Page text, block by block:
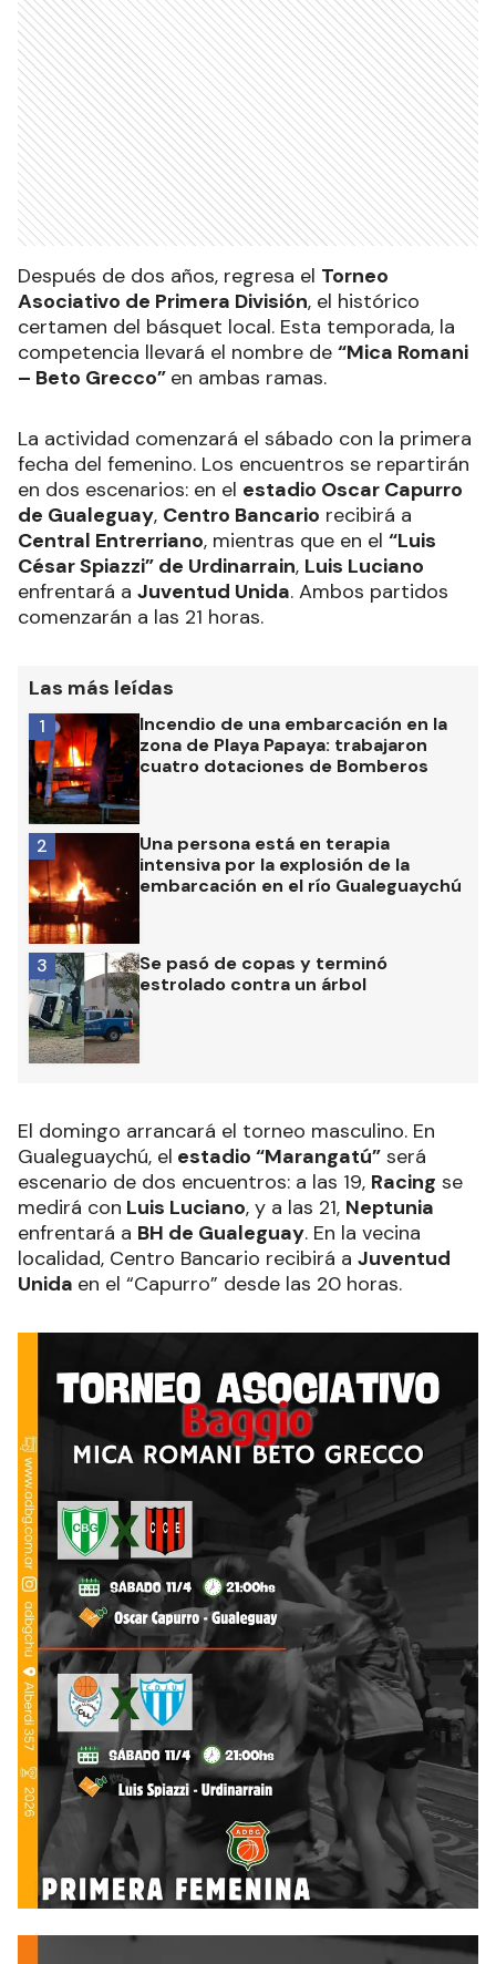
Después de dos años, regresa el Torneo
Asociativo de Primera División, el histórico
certamen del básquet local. Esta temporada, la
competencia llevará el nombre de “Mica Romani
– Beto Grecco” en ambas ramas.
La actividad comenzará el sábado con la primera
fecha del femenino. Los encuentros se repartirán
en dos escenarios: en el estadio Oscar Capurro
de Gualeguay, Centro Bancario recibirá a
Central Entrerriano, mientras que en el “Luis
César Spiazzi” de Urdinarrain, Luis Luciano
enfrentará a Juventud Unida. Ambos partidos
comenzarán a las 21 horas.
Las más leídas
Incendio de una embarcación en la
zona de Playa Papaya: trabajaron
cuatro dotaciones de Bomberos
1
Una persona está en terapia
intensiva por la explosión de la
embarcación en el río Gualeguaychú
2
Se pasó de copas y terminó
estrolado contra un árbol
3
El domingo arrancará el torneo masculino. En
Gualeguaychú, el estadio “Marangatú” será
escenario de dos encuentros: a las 19, Racing se
medirá con Luis Luciano, y a las 21, Neptunia
enfrentará a BH de Gualeguay. En la vecina
localidad, Centro Bancario recibirá a Juventud
Unida en el “Capurro” desde las 20 horas.